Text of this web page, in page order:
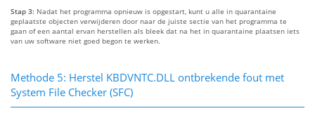
Stap 3: Nadat het programma opnieuw is opgestart, kunt u alle in quarantaine
geplaatste objecten verwijderen door naar de juiste sectie van het programma te
gaan of een aantal ervan herstellen als bleek dat na het in quarantaine plaatsen iets
van uw software niet goed begon te werken.
Methode 5: Herstel KBDVNTC.DLL ontbrekende fout met
System File Checker (SFC)